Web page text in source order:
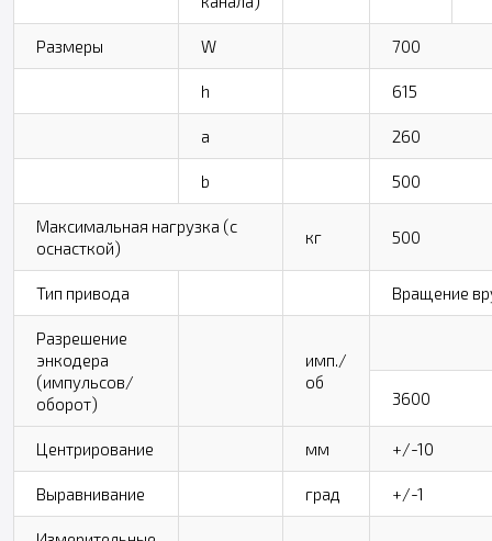
Размеры W 700
h 615
a 260
b 500
Максимальная нагрузка (с
оснасткой)
кг 500
Тип привода Вращение
Разрешение
энкодера
(импульсов/
оборот)
имп./
об
3600
Центрирование мм +/-10
Выравнивание град +/-1